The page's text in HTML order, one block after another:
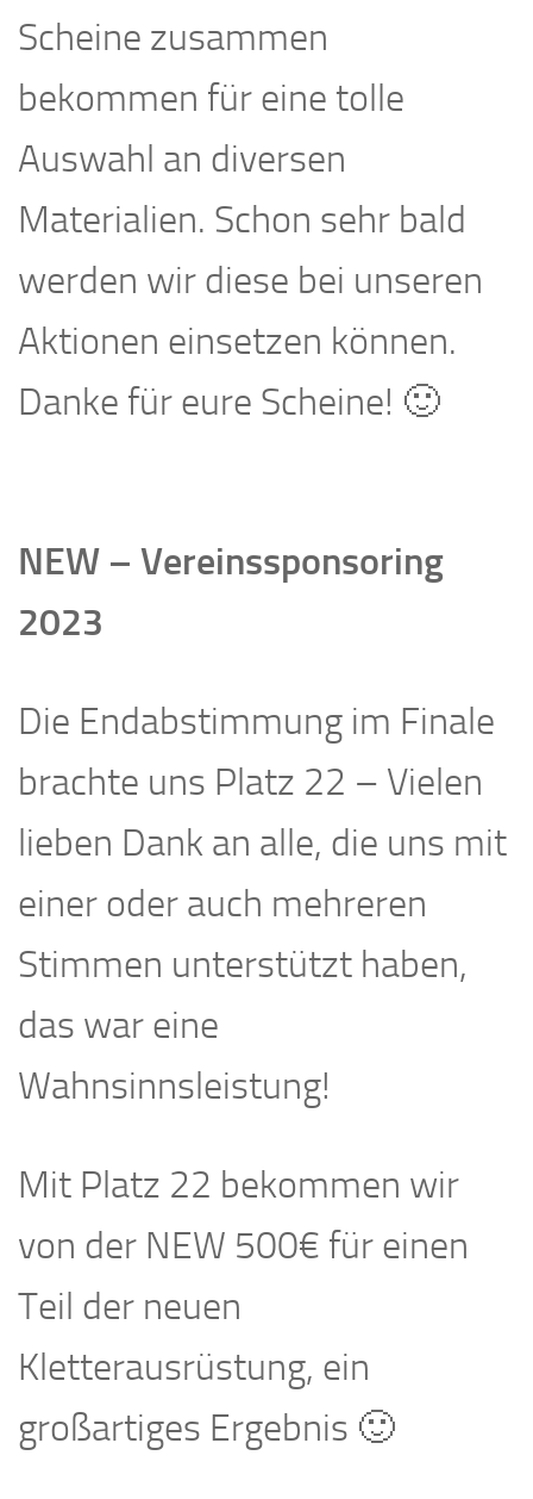
Scheine zusammen
bekommen für eine tolle
Auswahl an diversen
Materialien. Schon sehr bald
werden wir diese bei unseren
Aktionen einsetzen können.
Danke für eure Scheine! 🙂
NEW – Vereinssponsoring
2023
Die Endabstimmung im Finale
brachte uns Platz 22 – Vielen
lieben Dank an alle, die uns mit
einer oder auch mehreren
Stimmen unterstützt haben,
das war eine
Wahnsinnsleistung!
Mit Platz 22 bekommen wir
von der NEW 500€ für einen
Teil der neuen
Kletterausrüstung, ein
großartiges Ergebnis 🙂